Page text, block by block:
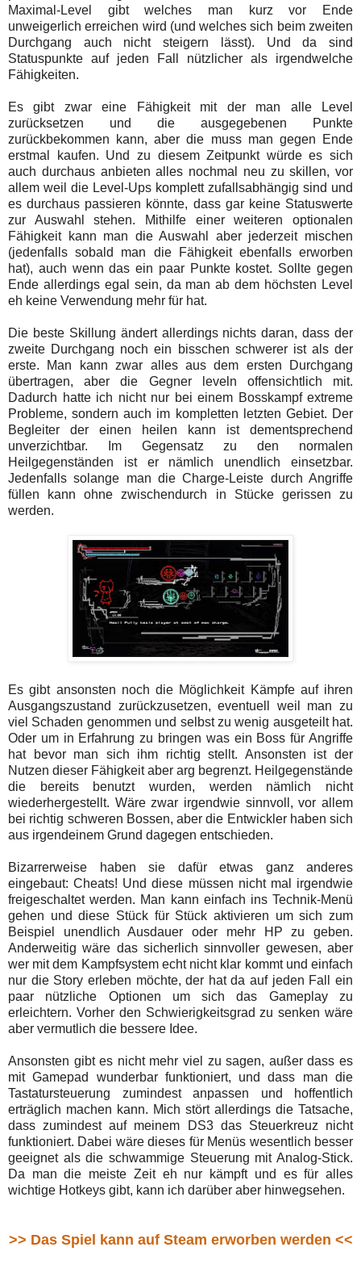
Maximal-Level gibt welches man kurz vor Ende
unweigerlich erreichen wird (und welches sich beim zweiten
Durchgang auch nicht steigern lässt). Und da sind
Statuspunkte auf jeden Fall nützlicher als irgendwelche
Fähigkeiten.
Es gibt zwar eine Fähigkeit mit der man alle Level
zurücksetzen und die ausgegebenen Punkte
zurückbekommen kann, aber die muss man gegen Ende
erstmal kaufen. Und zu diesem Zeitpunkt würde es sich
auch durchaus anbieten alles nochmal neu zu skillen, vor
allem weil die Level-Ups komplett zufallsabhängig sind und
es durchaus passieren könnte, dass gar keine Statuswerte
zur Auswahl stehen. Mithilfe einer weiteren optionalen
Fähigkeit kann man die Auswahl aber jederzeit mischen
(jedenfalls sobald man die Fähigkeit ebenfalls erworben
hat), auch wenn das ein paar Punkte kostet. Sollte gegen
Ende allerdings egal sein, da man ab dem höchsten Level
eh keine Verwendung mehr für hat.
Die beste Skillung ändert allerdings nichts daran, dass der
zweite Durchgang noch ein bisschen schwerer ist als der
erste. Man kann zwar alles aus dem ersten Durchgang
übertragen, aber die Gegner leveln offensichtlich mit.
Dadurch hatte ich nicht nur bei einem Bosskampf extreme
Probleme, sondern auch im kompletten letzten Gebiet. Der
Begleiter der einen heilen kann ist dementsprechend
unverzichtbar. Im Gegensatz zu den normalen
Heilgegenständen ist er nämlich unendlich einsetzbar.
Jedenfalls solange man die Charge-Leiste durch Angriffe
füllen kann ohne zwischendurch in Stücke gerissen zu
werden.
Es gibt ansonsten noch die Möglichkeit Kämpfe auf ihren
Ausgangszustand zurückzusetzen, eventuell weil man zu
viel Schaden genommen und selbst zu wenig ausgeteilt hat.
Oder um in Erfahrung zu bringen was ein Boss für Angriffe
hat bevor man sich ihm richtig stellt. Ansonsten ist der
Nutzen dieser Fähigkeit aber arg begrenzt. Heilgegenstände
die bereits benutzt wurden, werden nämlich nicht
wiederhergestellt. Wäre zwar irgendwie sinnvoll, vor allem
bei richtig schweren Bossen, aber die Entwickler haben sich
aus irgendeinem Grund dagegen entschieden.
Bizarrerweise haben sie dafür etwas ganz anderes
eingebaut: Cheats! Und diese müssen nicht mal irgendwie
freigeschaltet werden. Man kann einfach ins Technik-Menü
gehen und diese Stück für Stück aktivieren um sich zum
Beispiel unendlich Ausdauer oder mehr HP zu geben.
Anderweitig wäre das sicherlich sinnvoller gewesen, aber
wer mit dem Kampfsystem echt nicht klar kommt und einfach
nur die Story erleben möchte, der hat da auf jeden Fall ein
paar nützliche Optionen um sich das Gameplay zu
erleichtern. Vorher den Schwierigkeitsgrad zu senken wäre
aber vermutlich die bessere Idee.
Ansonsten gibt es nicht mehr viel zu sagen, außer dass es
mit Gamepad wunderbar funktioniert, und dass man die
Tastatursteuerung zumindest anpassen und hoffentlich
erträglich machen kann. Mich stört allerdings die Tatsache,
dass zumindest auf meinem DS3 das Steuerkreuz nicht
funktioniert. Dabei wäre dieses für Menüs wesentlich besser
geeignet als die schwammige Steuerung mit Analog-Stick.
Da man die meiste Zeit eh nur kämpft und es für alles
wichtige Hotkeys gibt, kann ich darüber aber hinwegsehen.
>> Das Spiel kann auf Steam erworben werden <<